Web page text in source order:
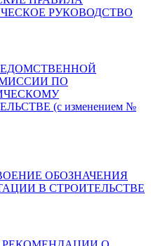
РУКОВОДСТВО
ПО
(с изменением №
ОБОЗНАЧЕНИЯ
В СТРОИТЕЛЬСТВЕ